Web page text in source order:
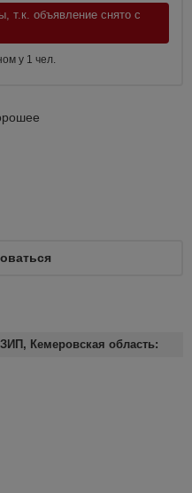
т.к. объявление снято с
у 1 чел.
Кемеровская область: